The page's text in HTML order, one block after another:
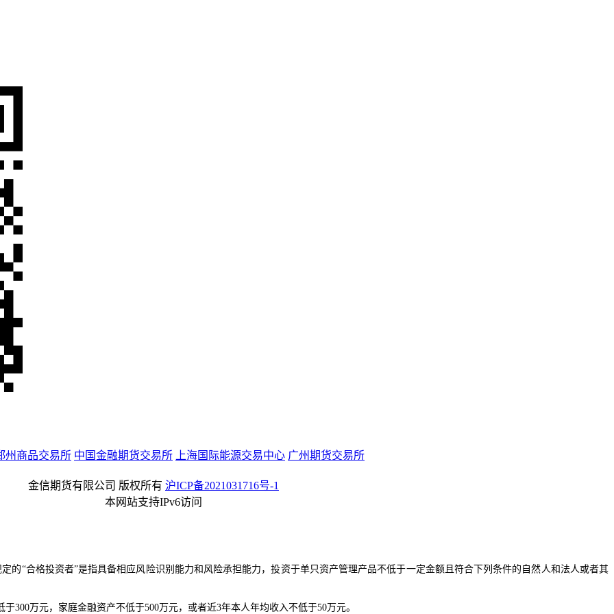
州商品交易所 中国金融期货交易所 上海国际能源交易中心 广州期货交易所
金信期货有限公司 版权所有 沪ICP备2021031716号-1
本网站支持IPv6访问
的“合格投资者”是指具备相应风险识别能力和风险承担能力，投资于单只资产管理产品不低于一定金额且符合下列条件的自然人和法人或者其
300万元，家庭金融资产不低于500万元，或者近3年本人年均收入不低于50万元。